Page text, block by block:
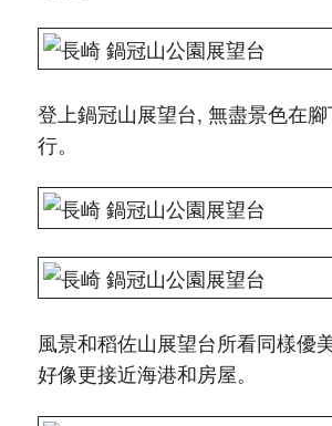
登上鍋冠山展望台, 無盡景色在
行。
風景和稻佐山展望台所看同樣優
好像更接近海港和房屋。